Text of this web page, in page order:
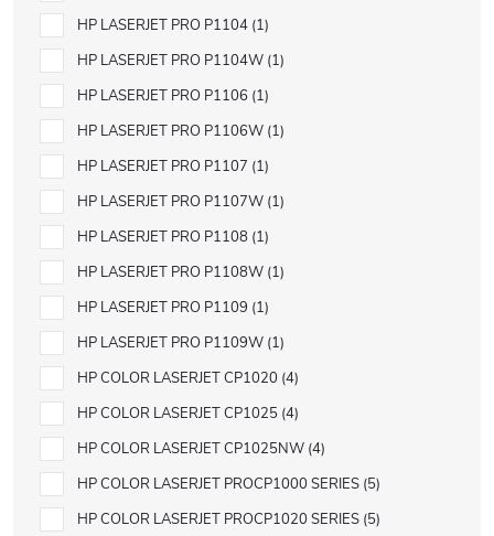
HP LASERJET PRO P1104 1
HP LASERJET PRO P1104W 1
HP LASERJET PRO P1106 1
HP LASERJET PRO P1106W 1
HP LASERJET PRO P1107 1
HP LASERJET PRO P1107W 1
HP LASERJET PRO P1108 1
HP LASERJET PRO P1108W 1
HP LASERJET PRO P1109 1
HP LASERJET PRO P1109W 1
HP COLOR LASERJET CP1020 4
HP COLOR LASERJET CP1025 4
HP COLOR LASERJET CP1025NW 4
HP COLOR LASERJET PROCP1000 SERIES 5
HP COLOR LASERJET PROCP1020 SERIES 5